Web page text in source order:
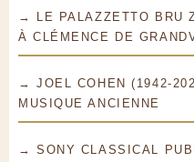
→ LE PALAZZETTO BRU
À CLÉMENCE DE
→ JOEL COHEN (1942-
MUSIQUE ANCIENNE
→ SONY CLASSICAL